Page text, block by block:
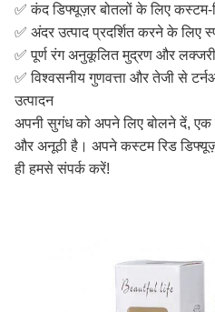
✅ कंद डिफ्यूज़र बोतलों के लिए
✅ अंदर उत्पाद प्रदर्शित करने के लिए
✅ पूर्ण रंग अनुकूलित मुद्रण और
✅ विश्वसनीय गुणवत्ता और तेजी से
उत्पादन
अपनी सुगंध को अपने लिए बोलने दें, एक
और अनूठी है। अपने कस्टम रिड
ही हमसे संपर्क करें!